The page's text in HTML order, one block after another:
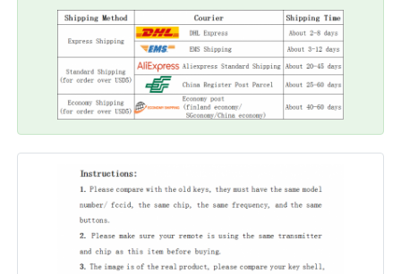
Ana sayfa
Ürünler
VİDEOLAR